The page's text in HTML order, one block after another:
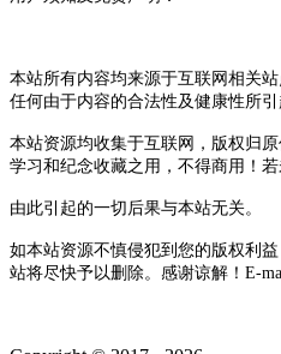
本站所有内容均来源于互联网相关
任何由于内容的合法性及健康性所引
本站资源均收集于互联网，版权归
学习和纪念收藏之用，不得商用！
由此引起的一切后果与本站无关。
如本站资源不慎侵犯到您的版权利
站将尽快予以删除。感谢谅解！E-